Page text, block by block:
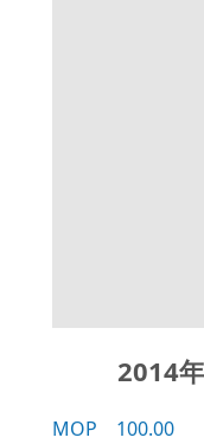
2014
MOP 100.00